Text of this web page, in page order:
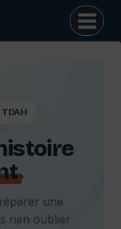
.
une
rien oublier